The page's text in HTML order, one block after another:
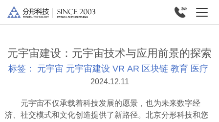
元宇宙建设：元宇宙技术与应用前景的探索
标签： 元宇宙 元宇宙建设 VR AR 区块链 教育 医疗
2024.12.11
元宇宙不仅承载着科技发展的愿景，也为未来数字经
济、社交模式和文化创造提供了新路径。北京分形科技和您